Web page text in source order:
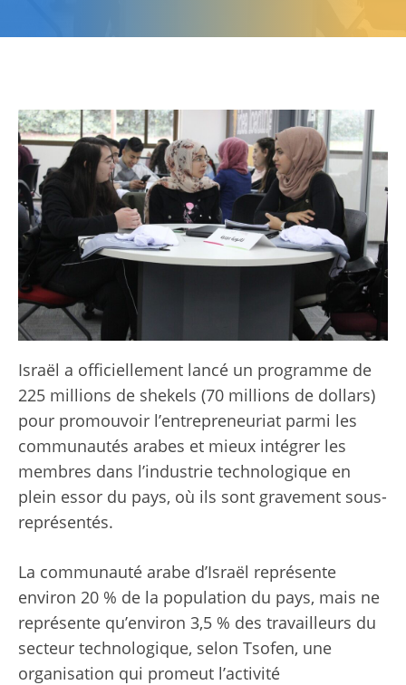
Israël a officiellement lancé un programme de
225 millions de shekels (70 millions de dollars)
pour promouvoir l’entrepreneuriat parmi les
communautés arabes et mieux intégrer les
membres dans l’industrie technologique en
plein essor du pays, où ils sont gravement sous-
représentés.
La communauté arabe d’Israël représente
environ 20 % de la population du pays, mais ne
représente qu’environ 3,5 % des travailleurs du
secteur technologique, selon Tsofen, une
organisation qui promeut l’activité